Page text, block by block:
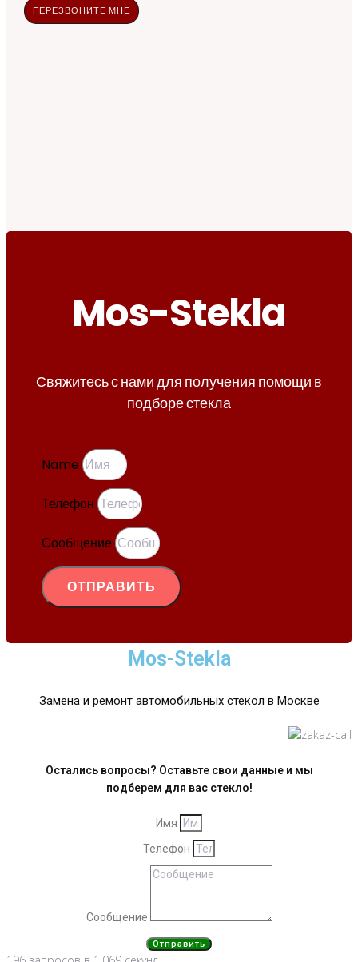
ПЕРЕЗВОНИТЕ МНЕ
Mos-Stekla
Свяжитесь с нами для получения помощи в
подборе стекла
Name
Телефон
Сообщение
ОТПРАВИТЬ
Mos-Stekla
Замена и ремонт автомобильных стекол в Москве
Остались вопросы? Оставьте свои данные и мы
подберем для вас стекло!
Имя
Телефон
Сообщение
Отправить